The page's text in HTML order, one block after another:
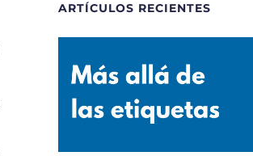
ARTÍCULOS RECIENTES